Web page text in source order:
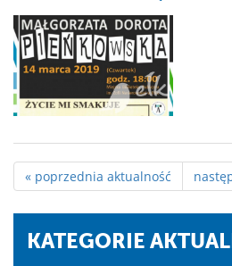
« poprzednia aktualność
KATEGORIE